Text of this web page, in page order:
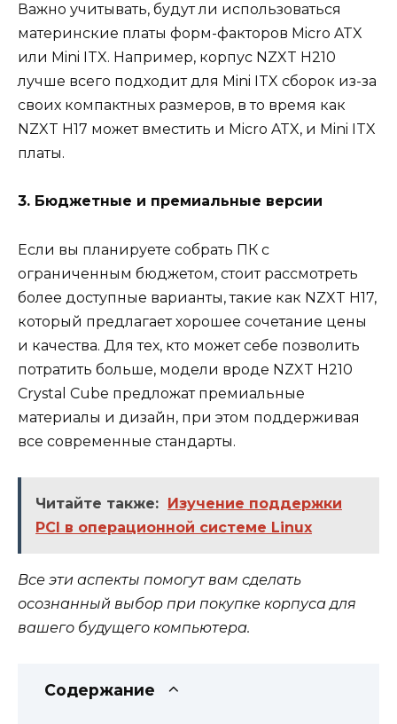
Важно учитывать, будут ли использоваться
материнские платы форм-факторов Micro ATX
или Mini ITX. Например, корпус NZXT H210
лучше всего подходит для Mini ITX сборок из-за
своих компактных размеров, в то время как
NZXT H17 может вместить и Micro ATX, и Mini ITX
платы.
3. Бюджетные и премиальные версии
Если вы планируете собрать ПК с
ограниченным бюджетом, стоит рассмотреть
более доступные варианты, такие как NZXT H17,
который предлагает хорошее сочетание цены
и качества. Для тех, кто может себе позволить
потратить больше, модели вроде NZXT H210
Crystal Cube предложат премиальные
материалы и дизайн, при этом поддерживая
все современные стандарты.
Читайте также: Изучение поддержки
PCI в операционной системе Linux
Все эти аспекты помогут вам сделать
осознанный выбор при покупке корпуса для
вашего будущего компьютера.
Содержание